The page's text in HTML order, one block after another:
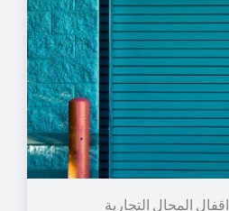
المحال التجارية